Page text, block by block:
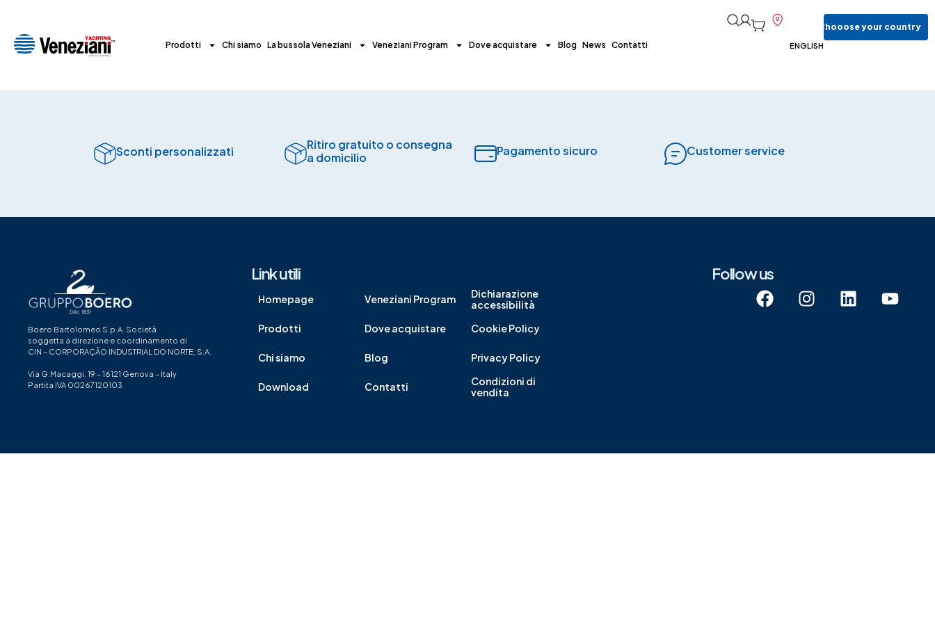
Prodotti Chi siamo La bussola Veneziani Veneziani Program Dove acquistare Blog News Contatti
Choooseyour country
ENGLISH
Sconti personalizzati
Ritiro gratuito o consegna
a domicilio
Pagamento sicuro​ Customer service
Boero Bartolomeo S.p.A. Società
soggetta a direzione e coordinamento di
CIN – CORPORAÇÃO INDUSTRIAL DO NORTE, S.A.
Via G.Macaggi, 19 – 16121 Genova – Italy
Partita IVA 00267120103
Link utili
Homepage
Prodotti
Chi siamo
Download
Veneziani Program
Dove acquistare
Blog
Contatti
Dichiarazione
accessibilità
Cookie Policy
Privacy Policy
Condizioni di
vendita
Follow us